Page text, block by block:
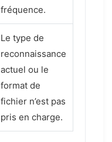
fréquence.
Le type de
reconnaissance
actuel ou le
format de
fichier n’est pas
pris en charge.